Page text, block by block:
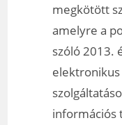
megkötött
amelyre a
szóló 2013.
információs